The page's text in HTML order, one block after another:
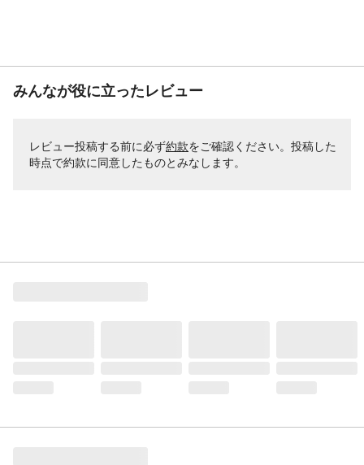
みんなが役に立ったレビュー
レビュー投稿する前に必ず約款をご確認ください。投稿した
時点で約款に同意したものとみなします。